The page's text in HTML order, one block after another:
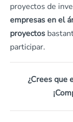
proyectos de
empresas en el
proyectos
participar.
¿Crees que